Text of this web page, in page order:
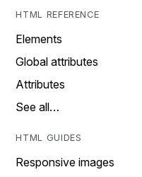
HTML REFERENCE
Elements
Global attributes
Attributes
See all…
HTML GUIDES
Responsive images